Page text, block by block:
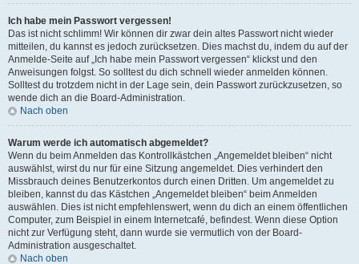
Ich habe mein Passwort vergessen!
Das ist nicht schlimm! Wir können dir zwar dein altes Passwort nicht wieder
mitteilen, du kannst es jedoch zurücksetzen. Dies machst du, indem du auf der
Anmelde-Seite auf „Ich habe mein Passwort vergessen“ klickst und den
Anweisungen folgst. So solltest du dich schnell wieder anmelden können.
Solltest du trotzdem nicht in der Lage sein, dein Passwort zurückzusetzen, so
wende dich an die Board-Administration.
Nach oben
Warum werde ich automatisch abgemeldet?
Wenn du beim Anmelden das Kontrollkästchen „Angemeldet bleiben“ nicht
auswählst, wirst du nur für eine Sitzung angemeldet. Dies verhindert den
Missbrauch deines Benutzerkontos durch einen Dritten. Um angemeldet zu
bleiben, kannst du das Kästchen „Angemeldet bleiben“ beim Anmelden
auswählen. Dies ist nicht empfehlenswert, wenn du dich an einem öffentlichen
Computer, zum Beispiel in einem Internetcafé, befindest. Wenn diese Option
nicht zur Verfügung steht, dann wurde sie vermutlich von der Board-
Administration ausgeschaltet.
Nach oben